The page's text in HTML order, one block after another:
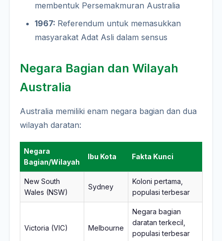
membentuk Persemakmuran Australia
1967: Referendum untuk memasukkan
masyarakat Adat Asli dalam sensus
Negara Bagian dan Wilayah
Australia
Australia memiliki enam negara bagian dan dua
wilayah daratan:
Negara
Bagian/Wilayah
Ibu Kota Fakta Kunci
New South
Wales (NSW)
Sydney
Koloni pertama,
populasi terbesar
Victoria (VIC) Melbourne
Negara bagian
daratan terkecil,
populasi terbesar